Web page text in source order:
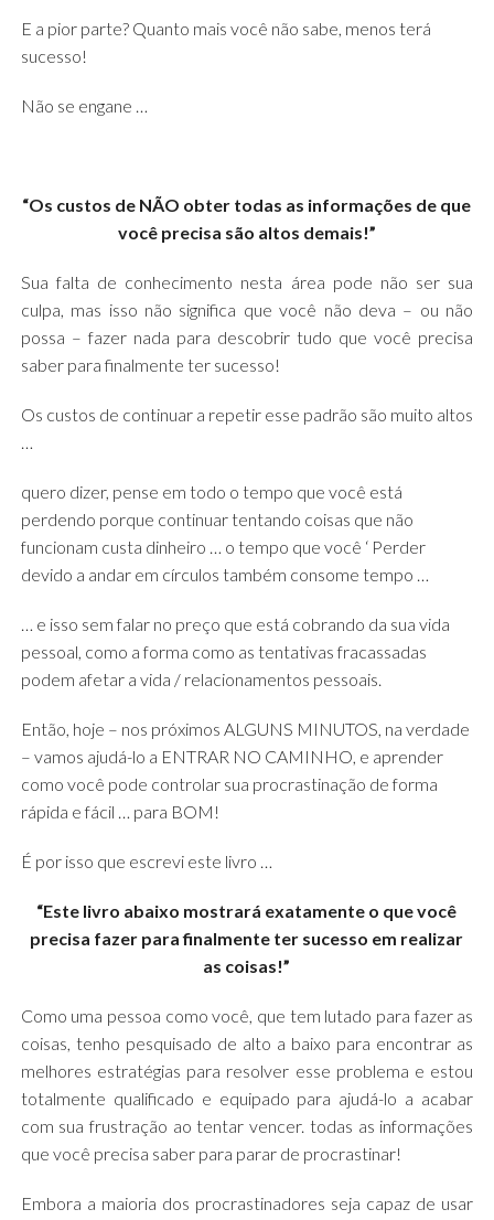
E a pior parte? Quanto mais você não sabe, menos terá
sucesso!
Não se engane …
“Os custos de NÃO obter todas as informações de que
você precisa são altos demais!”
Sua falta de conhecimento nesta área pode não ser sua
culpa, mas isso não significa que você não deva – ou não
possa – fazer nada para descobrir tudo que você precisa
saber para finalmente ter sucesso!
Os custos de continuar a repetir esse padrão são muito altos
…
quero dizer, pense em todo o tempo que você está
perdendo porque continuar tentando coisas que não
funcionam custa dinheiro … o tempo que você ‘ Perder
devido a andar em círculos também consome tempo …
… e isso sem falar no preço que está cobrando da sua vida
pessoal, como a forma como as tentativas fracassadas
podem afetar a vida / relacionamentos pessoais.
Então, hoje – nos próximos ALGUNS MINUTOS, na verdade
– vamos ajudá-lo a ENTRAR NO CAMINHO, e aprender
como você pode controlar sua procrastinação de forma
rápida e fácil … para BOM!
É por isso que escrevi este livro …
“Este livro abaixo mostrará exatamente o que você
precisa fazer para finalmente ter sucesso em realizar
as coisas!”
Como uma pessoa como você, que tem lutado para fazer as
coisas, tenho pesquisado de alto a baixo para encontrar as
melhores estratégias para resolver esse problema e estou
totalmente qualificado e equipado para ajudá-lo a acabar
com sua frustração ao tentar vencer. todas as informações
que você precisa saber para parar de procrastinar!
Embora a maioria dos procrastinadores seja capaz de usar